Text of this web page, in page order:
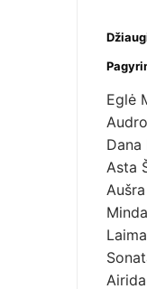
Eglė
Dana
Asta